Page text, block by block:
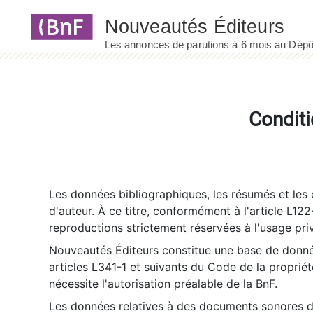
Les données bibliographiques, les résumés et
d'auteur. À ce titre, conformément à l'article
reproductions strictement réservées à l'usage
Nouveautés Éditeurs constitue une base de
articles L341-1 et suivants du Code de la
nécessite l'autorisation préalable de la BnF.
Les données relatives à des documents sonores